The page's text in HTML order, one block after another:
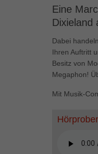
Eine
Dixieland
Dabei
Ihren Auftritt
Besitz von
Megaphon!
Mit Musik-